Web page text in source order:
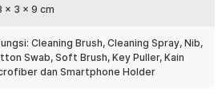
untuk dibersihkan padahal
telinga Anda. Kini Anda tak punya
earphone milik Anda. Gunakan
untuk membersihkan bagian earplug.
x 3 x 9 cm
Cleaning Brush, Cleaning Spray, Nib,
Swab, Soft Brush, Key Puller, Kain
dan Smartphone Holder